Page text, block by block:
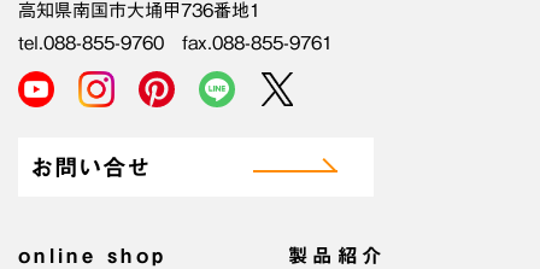
高知県南国市大埇甲736番地1
tel.088-855-9760 fax.088-855-9761
お問い合せ
online shop 製品紹介